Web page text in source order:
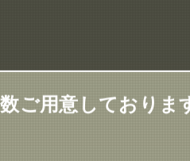
ご用意しておりま